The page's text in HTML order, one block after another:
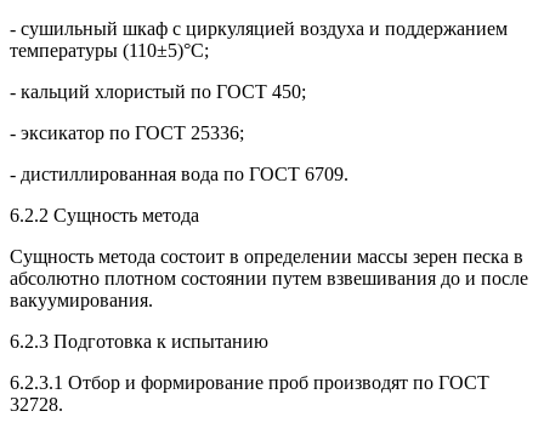
- сушильный шкаф с циркуляцией воздуха и поддержанием
температуры (110±5)°C;
- кальций хлористый по ГОСТ 450;
- эксикатор по ГОСТ 25336;
- дистиллированная вода по ГОСТ 6709.
6.2.2 Сущность метода
Сущность метода состоит в определении массы зерен песка в
абсолютно плотном состоянии путем взвешивания до и после
вакуумирования.
6.2.3 Подготовка к испытанию
6.2.3.1 Отбор и формирование проб производят по ГОСТ
32728.